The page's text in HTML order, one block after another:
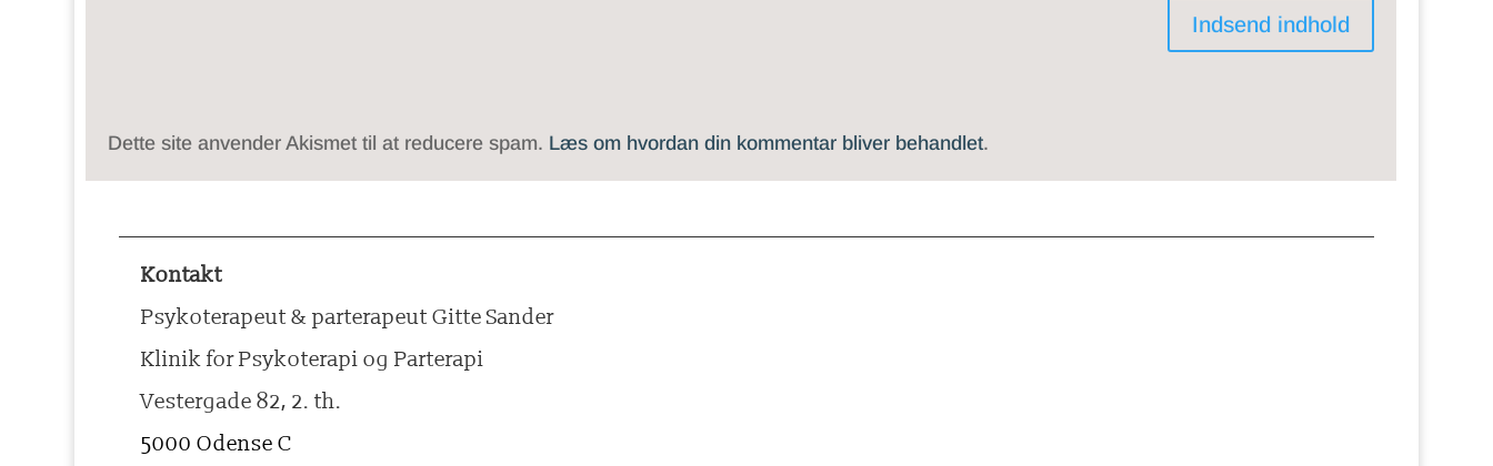
Indsend indhold
Dette site anvender Akismet til at reducere spam. Læs om hvordan din kommentar bliver behandlet.
Kontakt
Psykoterapeut & parterapeut Gitte Sander
Klinik for Psykoterapi og Parterapi
Vestergade 82, 2. th.
5000 Odense C